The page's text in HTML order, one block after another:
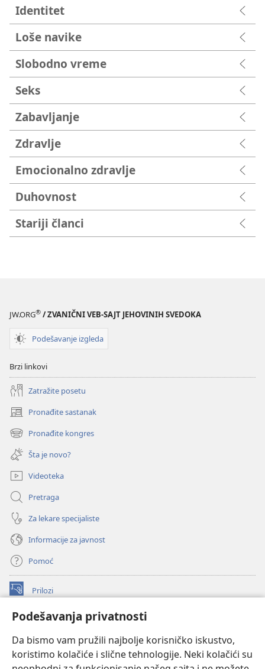
Podešavanja privatnosti
Da bismo vam pružili najbolje korisničko iskustvo,
koristimo kolačiće i slične tehnologije. Neki kolačići su
Identitet
Loše navike
Slobodno vreme
Seks
Zabavljanje
Zdravlje
Emocionalno zdravlje
Duhovnost
Stariji članci
JW.ORG® / ZVANIČNI VEB-SAJT JEHOVINIH SVEDOKA
Podešavanje izgleda
Brzi linkovi
Zatražite posetu
Pronađite sastanak
(otvara
novi
prozor)
Pronađite kongres
(otvara
novi
prozor)
Šta je novo?
Videoteka
Pretraga
Za lekare specijaliste
Informacije za javnost
Pomoć
Prilozi
(otvara
prozor)ONLAJN BIBLIOTEKA Watchtower
novi
prozor)JW Hub
(otvara
novi